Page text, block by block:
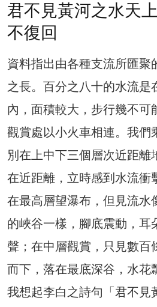
君不見黃河之水天
不復回
資料指出由各種支流所匯聚
之長。百分之八十的水流是
內，面積較大，步行幾不可
觀賞處以小火車相連。我們
別在上中下三個層次近距離
在近距離，立時感到水流衝
在最高層望瀑布，但見流水
的峽谷一樣，腳底震動，耳
聲；在中層觀賞，只見數百
而下，落在最底深谷，水花
我想起李白之詩句「君不見